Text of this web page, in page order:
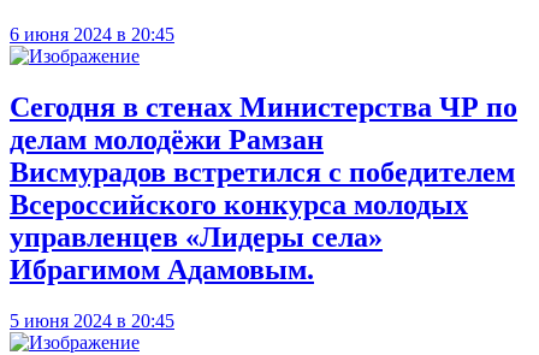
6 июня 2024 в 20:45
Сегодня в стенах Министерства ЧР по
делам молодёжи Рамзан
Висмурадов встретился с победителем
Всероссийского конкурса молодых
управленцев «Лидеры села»
Ибрагимом Адамовым.
5 июня 2024 в 20:45